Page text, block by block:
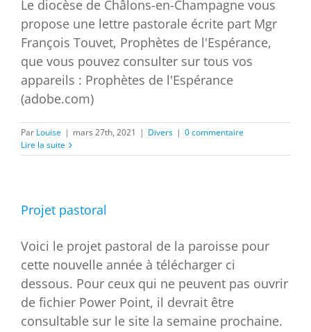
Le diocèse de Châlons-en-Champagne vous
propose une lettre pastorale écrite part Mgr
François Touvet, Prophètes de l'Espérance,
que vous pouvez consulter sur tous vos
appareils : Prophètes de l'Espérance
(adobe.com)
Par Louise | mars 27th, 2021 | Divers | 0 commentaire
Lire la suite
Projet pastoral
Voici le projet pastoral de la paroisse pour
cette nouvelle année à télécharger ci
dessous. Pour ceux qui ne peuvent pas ouvrir
de fichier Power Point, il devrait être
consultable sur le site la semaine prochaine.